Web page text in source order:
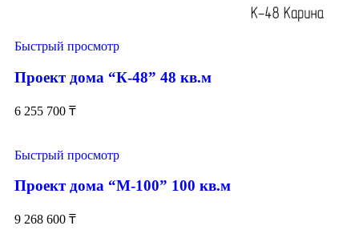
Быстрый просмотр
Проект дома “К-48” 48 кв.м
6 255 700 ₸
Быстрый просмотр
Проект дома “М-100” 100 кв.м
9 268 600 ₸